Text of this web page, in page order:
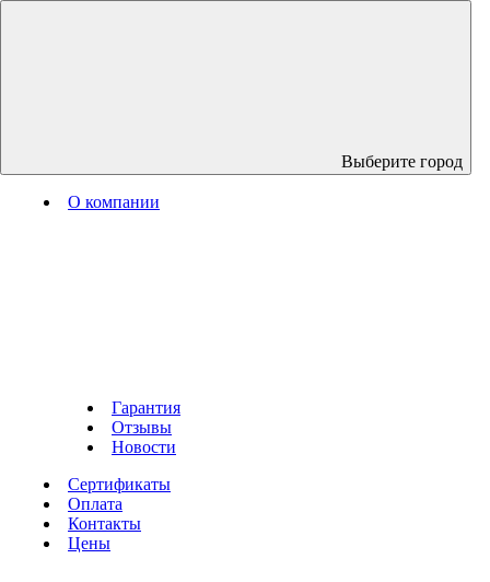
Выберите город
О компании
Гарантия
Отзывы
Новости
Сертификаты
Оплата
Контакты
Цены